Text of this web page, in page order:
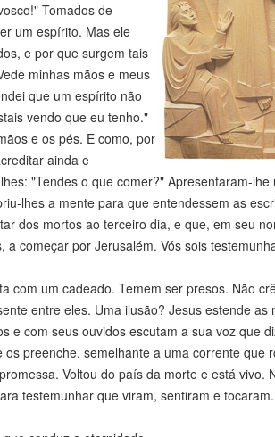
Tomados de
um espírito. Mas ele
e por que surgem tais
minhas mãos e meus
que um espírito não
vendo que eu tenho."
e os pés. E como, por
ainda e
"Tendes o que comer?" Apresentaram-
lhes a mente para que entendessem as
dos mortos ao terceiro dia, e que, em seu
a começar por Jerusalém. Vós sois
com um cadeado. Temem ser presos. Não
entre eles. Uma ilusão? Jesus estende
e com seus ouvidos escutam a sua voz que
preenche, semelhante a uma corrente que
Voltou do país da morte e está
testemunhar que viram, sentiram e tocaram.